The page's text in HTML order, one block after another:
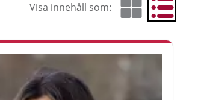
Visa innehåll som: Visa som rutnät
Visa som